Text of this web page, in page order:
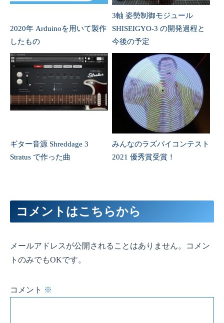
2020年 Arduinoを用いて製作
したもの
3軸 姿勢制御モジュール
SHISEIGYO-3 の開発過程と
今後の予定
ギター音源 Shreddage 3
Stratus で作った曲
みんなのラズパイコンテスト
2021 優秀賞受賞！
コメントはこちらから
メールアドレスが公開されることはありません。コメン
トのみでもOKです。
コメント ※